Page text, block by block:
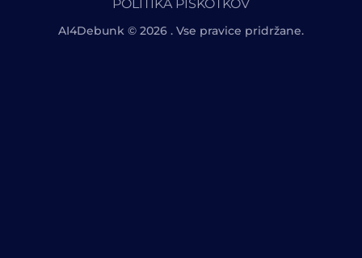
POLITIKA PIŠKOTKOV
AI4Debunk © 2026 . Vse pravice pridržane.